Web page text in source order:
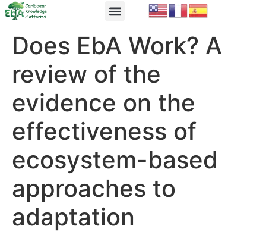
Does EbA Work? A
review of the
evidence on the
effectiveness of
ecosystem-based
approaches to
adaptation